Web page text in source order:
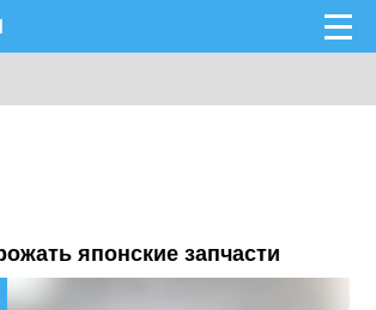
японские запчасти